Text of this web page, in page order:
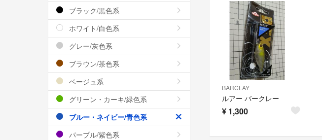
BARCLAY
ルアー バークレー
¥ 1,300
ブラック/黒色系
ホワイト/白色系
グレー/灰色系
ブラウン/茶色系
ベージュ系
グリーン・カーキ/緑色系
ブルー・ネイビー/青色系
パープル/紫色系